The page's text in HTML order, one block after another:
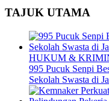
TAJUK UTAMA
HUKUM &
995 Pucuk Senpi
Sekolah Swasta di